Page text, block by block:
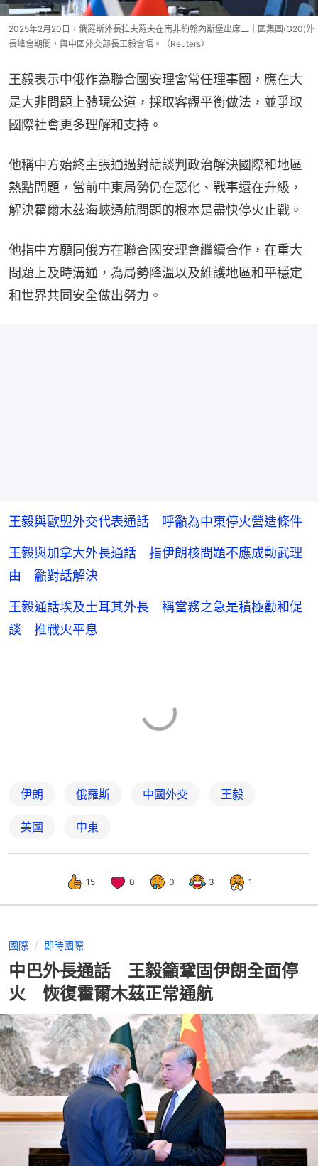
2025年2月20日，俄羅斯外長拉夫羅夫在南非約翰內斯堡出席二十國集團(G20)外
長峰會期間，與中國外交部長王毅會晤。（Reuters）
王毅表示中俄作為聯合國安理會常任理事國，應在大
是大非問題上體現公道，採取客觀平衡做法，並爭取
國際社會更多理解和支持。
他稱中方始終主張通過對話談判政治解決國際和地區
熱點問題，當前中東局勢仍在惡化、戰事還在升級，
解決霍爾木茲海峽通航問題的根本是盡快停火止戰。
他指中方願同俄方在聯合國安理會繼續合作，在重大
問題上及時溝通，為局勢降溫以及維護地區和平穩定
和世界共同安全做出努力。
王毅與歐盟外交代表通話 呼籲為中東停火營造條件
王毅與加拿大外長通話 指伊朗核問題不應成動武理
由 籲對話解決
王毅通話埃及土耳其外長 稱當務之急是積極勸和促
談 推戰火平息
伊朗 俄羅斯 中國外交 王毅
美國 中東
15 0 0 3 1
國際 即時國際
中巴外長通話 王毅籲鞏固伊朗全面停
火 恢復霍爾木茲正常通航